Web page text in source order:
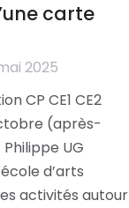
carte
2025
CP CE1 CE2
(après-
UG
d’arts
activités autour